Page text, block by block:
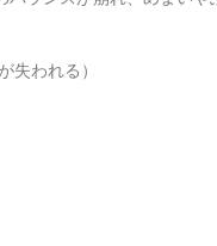
失われる）